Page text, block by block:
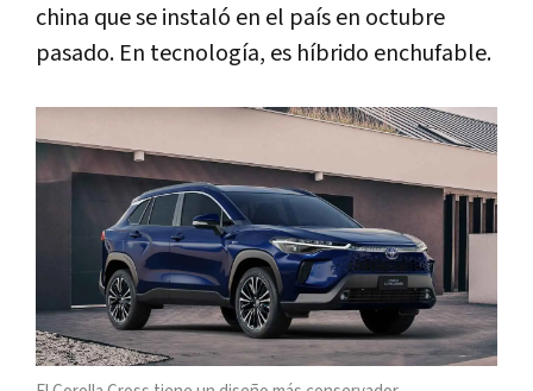
china que se instaló en el país en octubre
pasado. En tecnología, es híbrido enchufable.